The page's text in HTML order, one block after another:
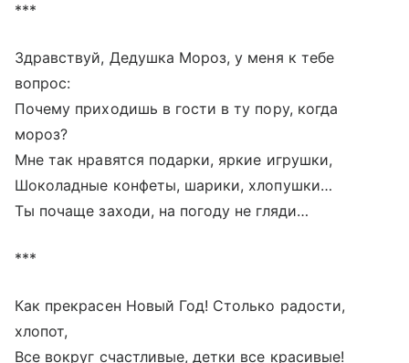
***
Здравствуй, Дедушка Мороз, у меня к тебе
вопрос:
Почему приходишь в гости в ту пору, когда
мороз?
Мне так нравятся подарки, яркие игрушки,
Шоколадные конфеты, шарики, хлопушки…
Ты почаще заходи, на погоду не гляди…
***
Как прекрасен Новый Год! Столько радости,
хлопот,
Все вокруг счастливые, детки все красивые!